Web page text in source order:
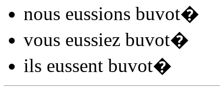
nous eussions buvot�
vous eussiez buvot�
ils eussent buvot�